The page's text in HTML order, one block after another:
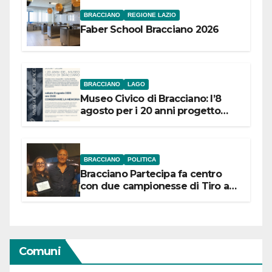
BRACCIANO REGIONE LAZIO
Faber School Bracciano 2026
BRACCIANO LAGO
Museo Civico di Bracciano: l’8
agosto per i 20 anni progetto
BRACCIANO POLITICA
Bracciano Partecipa fa centro
con due campionesse di Tiro a
Comuni